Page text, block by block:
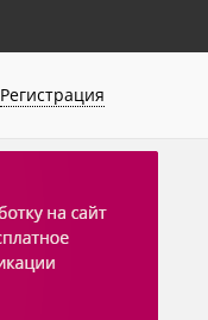
Регистрация